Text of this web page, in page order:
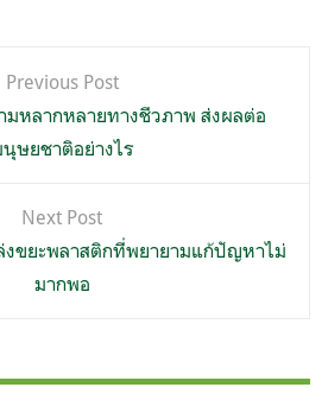
Previous Post
มหลากหลายทางชีวภาพ ส่งผลต่อ
ษยชาติอย่างไร
Next Post
งขยะพลาสติกที่พยายามแก้ปัญหาไม่
มากพอ